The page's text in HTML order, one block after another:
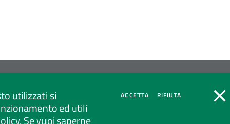
utilizzati si
ed utili
Se vuoi saperne
ACCETTA COOKIES
RIFIUTACOOKIES
delle Imprese
in Italy